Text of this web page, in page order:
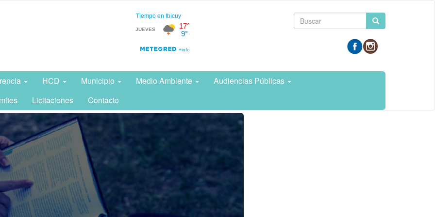
Formulario
búsqueda
HCD Municipio Medio Ambiente
Audiencias Públicas
Licitaciones Contacto